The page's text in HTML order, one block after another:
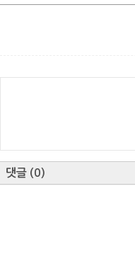
댓글 ( 0)